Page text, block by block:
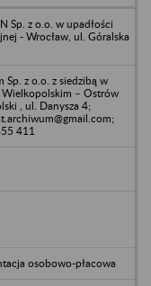
Sp. z o.o. w upadłości
- Wrocław, ul. Góralska
Sp. z o.o. z siedzibą w
– Ostrów
, ul. Danysza 4;
411
osobowo-płacowa